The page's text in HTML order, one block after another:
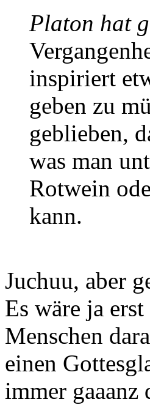
Platon hat
inspiriert
geben zu
geblieben,
was man
Rotwein
kann.
Juchuu, aber
Es wäre ja
Menschen
einen
immer gaaanz